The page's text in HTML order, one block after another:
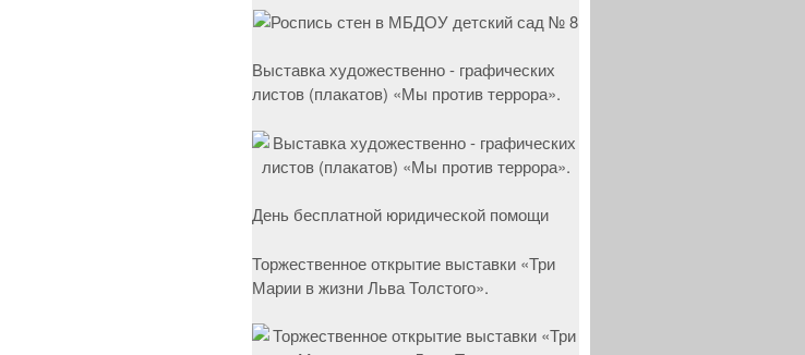
Выставка художественно - графических
листов (плакатов) «Мы против террора».
День бесплатной юридической помощи
Торжественное открытие выставки «Три
Марии в жизни Льва Толстого».